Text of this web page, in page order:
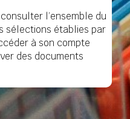
l’ensemble du
sélections établies par
à son compte
des documents